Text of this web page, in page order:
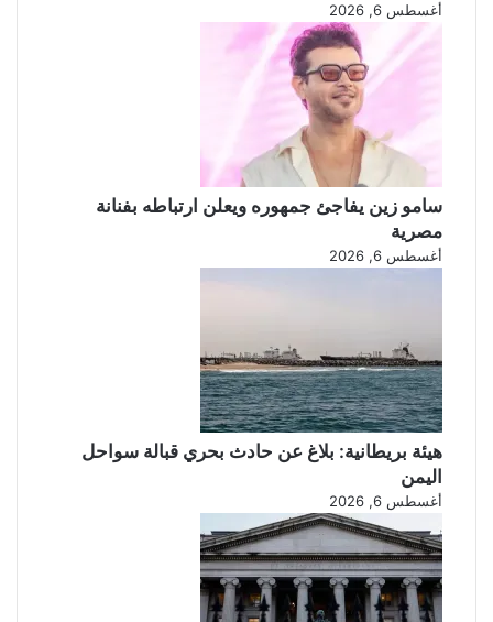
أغسطس 6, 2026
سامو زين يفاجئ جمهوره ويعلن ارتباطه بفنانة
مصرية
أغسطس 6, 2026
هيئة بريطانية: بلاغ عن حادث بحري قبالة سواحل
اليمن
أغسطس 6, 2026